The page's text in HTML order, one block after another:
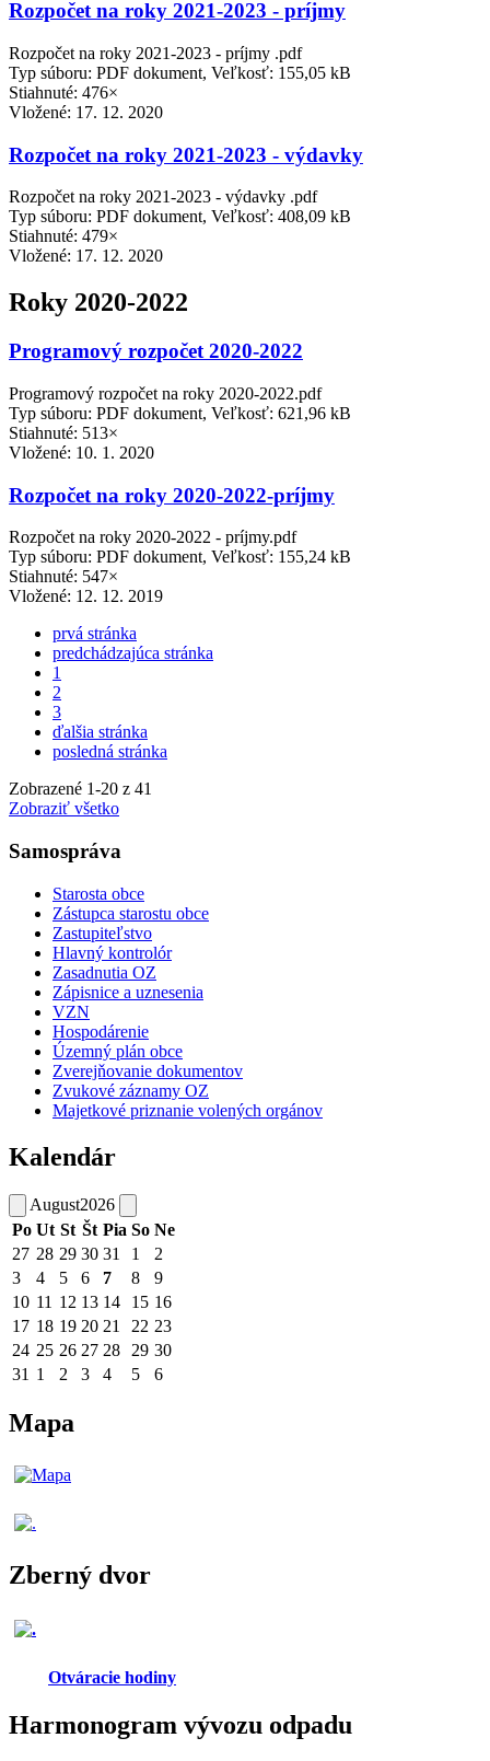
Rozpočet na roky 2021-2023 - príjmy
Rozpočet na roky 2021-2023 - príjmy .pdf
Typ súboru: PDF dokument, Veľkosť: 155,05 kB
Stiahnuté: 476×
Vložené: 17. 12. 2020
Rozpočet na roky 2021-2023 - výdavky
Rozpočet na roky 2021-2023 - výdavky .pdf
Typ súboru: PDF dokument, Veľkosť: 408,09 kB
Stiahnuté: 479×
Vložené: 17. 12. 2020
Roky 2020-2022
Programový rozpočet 2020-2022
Programový rozpočet na roky 2020-2022.pdf
Typ súboru: PDF dokument, Veľkosť: 621,96 kB
Stiahnuté: 513×
Vložené: 10. 1. 2020
Rozpočet na roky 2020-2022-príjmy
Rozpočet na roky 2020-2022 - príjmy.pdf
Typ súboru: PDF dokument, Veľkosť: 155,24 kB
Stiahnuté: 547×
Vložené: 12. 12. 2019
prvá stránka
predchádzajúca stránka
1
2
3
ďalšia stránka
posledná stránka
Zobrazené 1-20 z 41
Zobraziť všetko
Samospráva
Starosta obce
Zástupca starostu obce
Zastupiteľstvo
Hlavný kontrolór
Zasadnutia OZ
Zápisnice a uznesenia
VZN
Hospodárenie
Územný plán obce
Zverejňovanie dokumentov
Zvukové záznamy OZ
Majetkové priznanie volených orgánov
Kalendár
August2026
Po Ut St Št Pia So Ne
27 28 29 30 31 1
2
3
4 5 6 7 8
9
10 11 12 13 14 15 16
17 18 19 20 21 22 23
24 25 26 27 28 29 30
31 1 2 3 4 5 6
Mapa
Zberný dvor
Otváracie hodiny
Harmonogram vývozu odpadu